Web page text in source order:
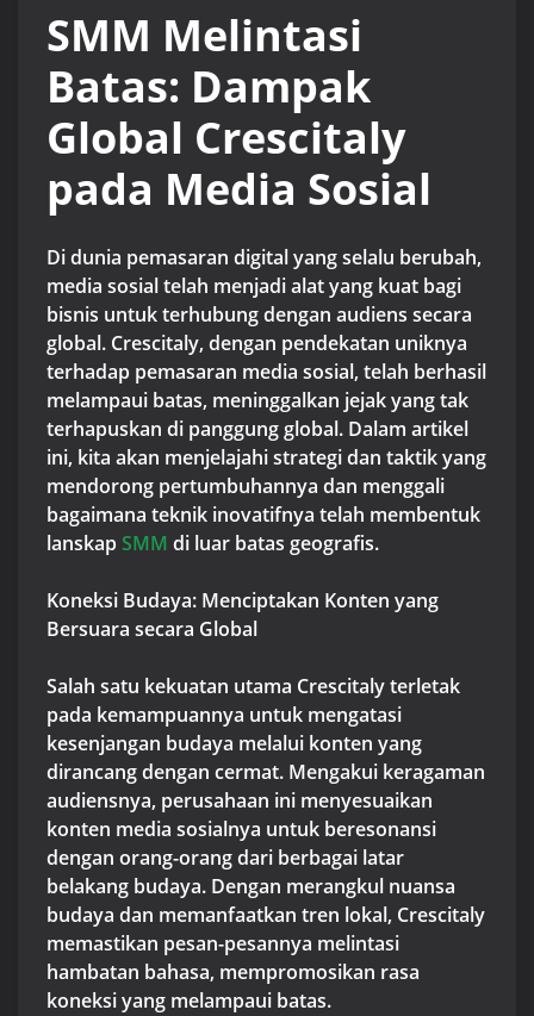
SMM Melintasi
Batas: Dampak
Global Crescitaly
pada Media Sosial
Di dunia pemasaran digital yang selalu berubah,
media sosial telah menjadi alat yang kuat bagi
bisnis untuk terhubung dengan audiens secara
global. Crescitaly, dengan pendekatan uniknya
terhadap pemasaran media sosial, telah berhasil
melampaui batas, meninggalkan jejak yang tak
terhapuskan di panggung global. Dalam artikel
ini, kita akan menjelajahi strategi dan taktik yang
mendorong pertumbuhannya dan menggali
bagaimana teknik inovatifnya telah membentuk
lanskap SMM di luar batas geografis.
Koneksi Budaya: Menciptakan Konten yang
Bersuara secara Global
Salah satu kekuatan utama Crescitaly terletak
pada kemampuannya untuk mengatasi
kesenjangan budaya melalui konten yang
dirancang dengan cermat. Mengakui keragaman
audiensnya, perusahaan ini menyesuaikan
konten media sosialnya untuk beresonansi
dengan orang-orang dari berbagai latar
belakang budaya. Dengan merangkul nuansa
budaya dan memanfaatkan tren lokal, Crescitaly
memastikan pesan-pesannya melintasi
hambatan bahasa, mempromosikan rasa
koneksi yang melampaui batas.